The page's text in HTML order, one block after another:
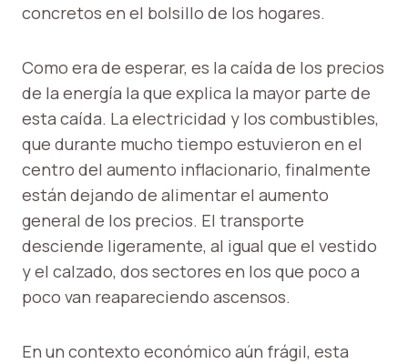
concretos en el bolsillo de los hogares.
Como era de esperar, es la caída de los precios
de la energía la que explica la mayor parte de
esta caída. La electricidad y los combustibles,
que durante mucho tiempo estuvieron en el
centro del aumento inflacionario, finalmente
están dejando de alimentar el aumento
general de los precios. El transporte
desciende ligeramente, al igual que el vestido
y el calzado, dos sectores en los que poco a
poco van reapareciendo ascensos.
En un contexto económico aún frágil, esta